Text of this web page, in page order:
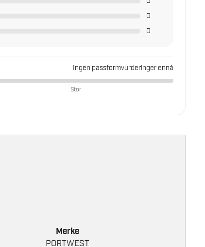
0
0
Ingen passformvurderinger ennå
Stor
Merke
PORTWEST